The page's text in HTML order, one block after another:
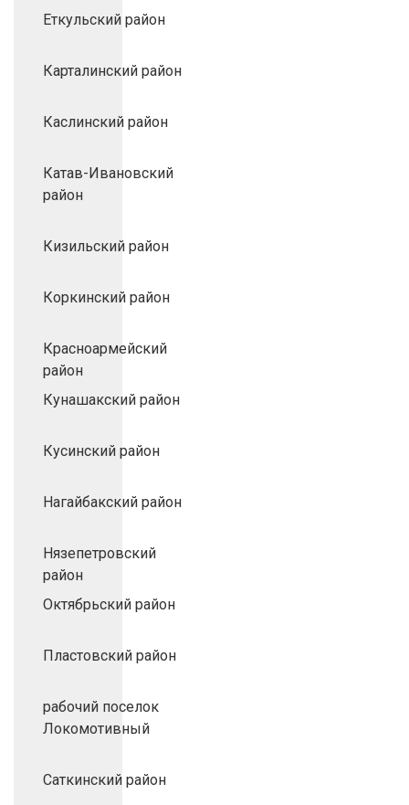
Еткульский район
Карталинский район
Каслинский район
Катав-Ивановский
район
Кизильский район
Коркинский район
Красноармейский
район
Кунашакский район
Кусинский район
Нагайбакский район
Нязепетровский
район
Октябрьский район
Пластовский район
рабочий поселок
Локомотивный
Саткинский район